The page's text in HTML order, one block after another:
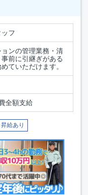
フ
ンの管理業務・清
前に引継ぎがある
ていただけます。
全額支給
昇給あり